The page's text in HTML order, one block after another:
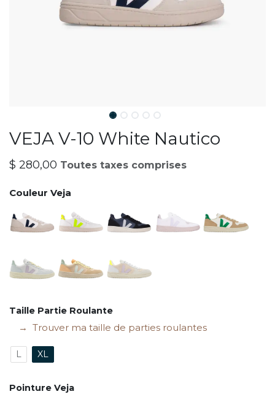
VEJA V-10 White Nautico
$ 280,00 Toutes taxes comprises
Couleur Veja
Taille Partie Roulante
Trouver ma taille de parties roulantes
L XL
Pointure Veja